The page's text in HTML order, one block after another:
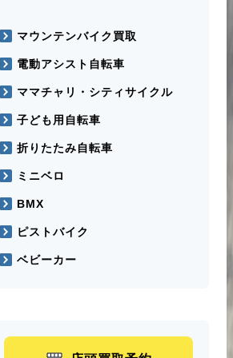
マウンテンバイク買取
電動アシスト自転車
ママチャリ・シティサイクル
子ども用自転車
折りたたみ自転車
ミニベロ
BMX
ピストバイク
ベビーカー